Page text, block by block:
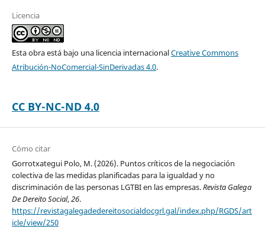
Licencia
Esta obra está bajo una licencia internacionalCreative Commons
Atribución-NoComercial-SinDerivadas 4.0.
CC BY-NC-ND 4.0
Cómo citar
Gorrotxategui Polo, M. (2026). Puntos críticos de la negociación
colectiva de las medidas planificadas para la igualdad y no
discriminación de las personas LGTBI en las empresas.Revista Galega
De Dereito Social,26.
https://revistagalegadedereitosocialdocgrl.gal/index.php/RGDS/art
icle/view/250